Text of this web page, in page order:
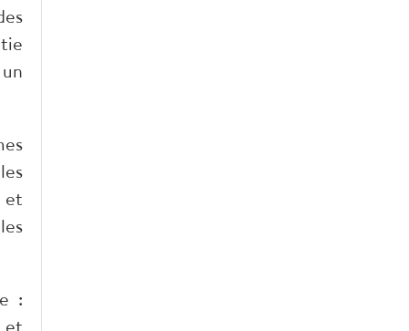
et
:
et